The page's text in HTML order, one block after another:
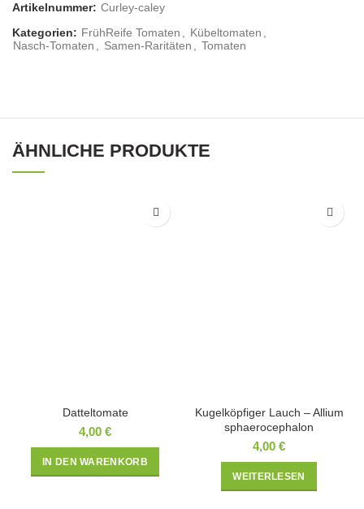
Artikelnummer: Curley-caley
Kategorien: FrühReife Tomaten Kübeltomaten
Nasch-Tomaten
Samen-Raritäten Tomaten
ÄHNLICHE PRODUKTE
Datteltomate
4,00 €
IN DEN WARENKORB
Kugelköpfiger Lauch – Allium
sphaerocephalon
4,00 €
WEITERLESEN